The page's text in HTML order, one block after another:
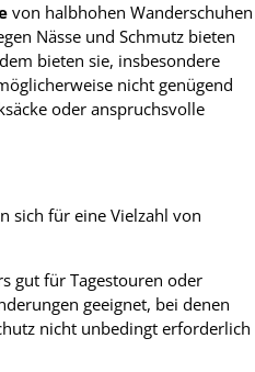
von halbhohen Wanderschuhen
Nässe und Schmutz bieten
bieten sie, insbesondere
nicht genügend
oder anspruchsvolle
sich für eine Vielzahl von
gut für Tagestouren oder
geeignet, bei denen
nicht unbedingt erforderlich